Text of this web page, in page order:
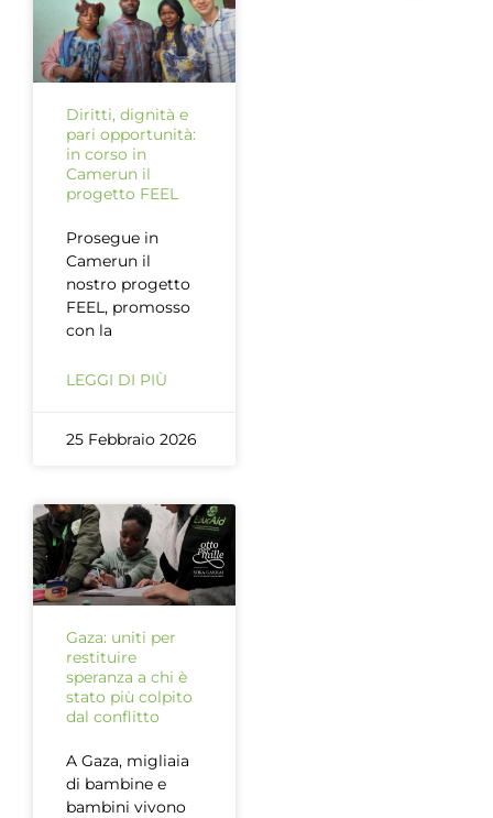
Diritti, dignità e
pari opportunità:
in corso in
Camerun il
progetto FEEL
Prosegue in
Camerun il
nostro progetto
FEEL, promosso
con la
LEGGI DI PIÙ
25 Febbraio 2026
Gaza: uniti per
restituire
speranza a chi è
stato più colpito
dal conflitto
A Gaza, migliaia
di bambine e
bambini vivono